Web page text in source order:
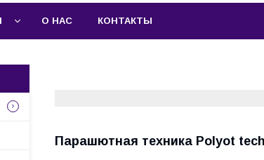
О НАС КОНТАКТЫ
Парашютная техника Polyot